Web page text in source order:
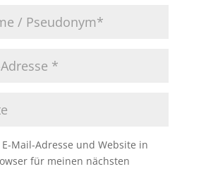
E-Mail-Adresse und Website in
für meinen nächsten